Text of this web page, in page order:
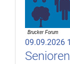
09.09.2026